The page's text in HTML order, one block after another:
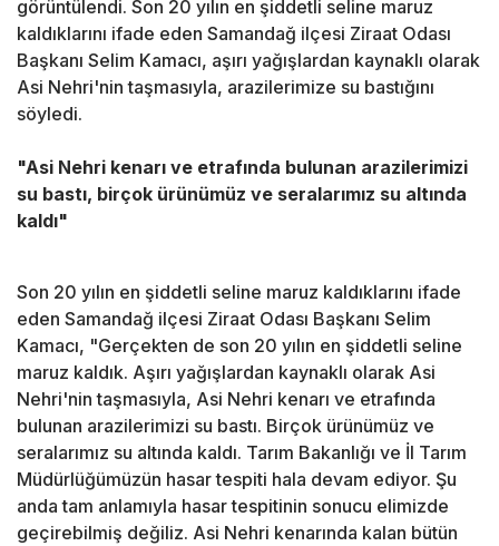
görüntülendi. Son 20 yılın en şiddetli seline maruz
kaldıklarını ifade eden Samandağ ilçesi Ziraat Odası
Başkanı Selim Kamacı, aşırı yağışlardan kaynaklı olarak
Asi Nehri'nin taşmasıyla, arazilerimize su bastığını
söyledi.
"Asi Nehri kenarı ve etrafında bulunan arazilerimizi
su bastı, birçok ürünümüz ve seralarımız su altında
kaldı"
Son 20 yılın en şiddetli seline maruz kaldıklarını ifade
eden Samandağ ilçesi Ziraat Odası Başkanı Selim
Kamacı, "Gerçekten de son 20 yılın en şiddetli seline
maruz kaldık. Aşırı yağışlardan kaynaklı olarak Asi
Nehri'nin taşmasıyla, Asi Nehri kenarı ve etrafında
bulunan arazilerimizi su bastı. Birçok ürünümüz ve
seralarımız su altında kaldı. Tarım Bakanlığı ve İl Tarım
Müdürlüğümüzün hasar tespiti hala devam ediyor. Şu
anda tam anlamıyla hasar tespitinin sonucu elimizde
geçirebilmiş değiliz. Asi Nehri kenarında kalan bütün